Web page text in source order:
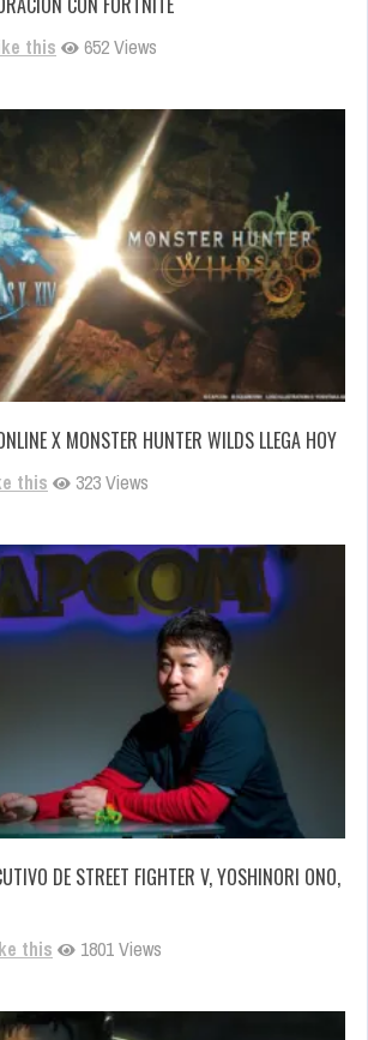
this 652 Views
X MONSTER HUNTER WILDS LLEGA HOY
this 323 Views
DE STREET FIGHTER V, YOSHINORI ONO,
this 1801 Views